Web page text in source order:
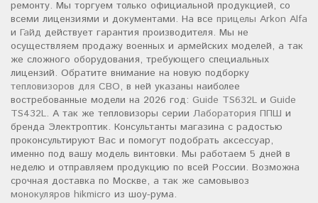
ремонту. Мы торгуем только официальной продукцией, со
всеми лицензиями и документами. На все прицелы Arkon Alfa
и Гайд действует гарантия производителя. Мы не
осуществляем продажу военных и армейских моделей, а так
же сложного оборудования, требующего специальных
лицензий. Обратите внимание на новую подборку
тепловизоров для СВО, в ней указаны наиболее
востребованные модели на 2026 год: Guide TS632L и Guide
TS432L. А так же тепловизоры серии Лаборатория ППШ и
бренда Электроптик. Консультанты магазина с радостью
проконсультируют Вас и помогут подобрать аксессуар,
именно под вашу модель винтовки. Мы работаем 5 дней в
неделю и отправляем продукцию по всей России. Возможна
срочная доставка по Москве, а так же самовывоз
монокуляров hikmicro из шоу-рума.